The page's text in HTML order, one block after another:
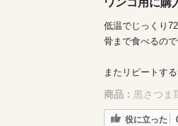
ワンコ用に購
低温でじっくり
骨まで食べるの
またリピートす
商品： 黒さつま
役に立った